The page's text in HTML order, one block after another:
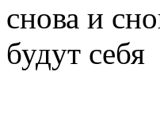
снова и
будут себя